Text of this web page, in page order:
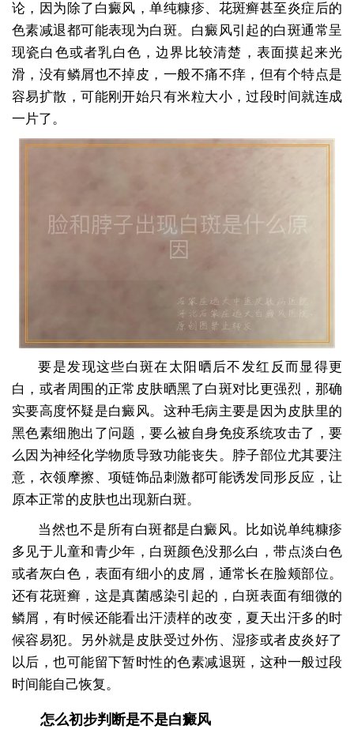
论，因为除了白癜风，单纯糠疹、花斑癣甚至炎症后的
色素减退都可能表现为白斑。白癜风引起的白斑通常呈
现瓷白色或者乳白色，边界比较清楚，表面摸起来光
滑，没有鳞屑也不掉皮，一般不痛不痒，但有个特点是
容易扩散，可能刚开始只有米粒大小，过段时间就连成
一片了。
要是发现这些白斑在太阳晒后不发红反而显得更
白，或者周围的正常皮肤晒黑了白斑对比更强烈，那确
实要高度怀疑是白癜风。这种毛病主要是因为皮肤里的
黑色素细胞出了问题，要么被自身免疫系统攻击了，要
么因为神经化学物质导致功能丧失。脖子部位尤其要注
意，衣领摩擦、项链饰品刺激都可能诱发同形反应，让
原本正常的皮肤也出现新白斑。
当然也不是所有白斑都是白癜风。比如说单纯糠疹
多见于儿童和青少年，白斑颜色没那么白，带点淡白色
或者灰白色，表面有细小的皮屑，通常长在脸颊部位。
还有花斑癣，这是真菌感染引起的，白斑表面有细微的
鳞屑，有时候还能看出汗渍样的改变，夏天出汗多的时
候容易犯。另外就是皮肤受过外伤、湿疹或者皮炎好了
以后，也可能留下暂时性的色素减退斑，这种一般过段
时间能自己恢复。
怎么初步判断是不是白癜风